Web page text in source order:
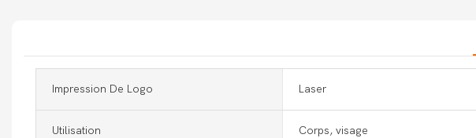
Impression De Logo Laser
Utilisation Corps, visage